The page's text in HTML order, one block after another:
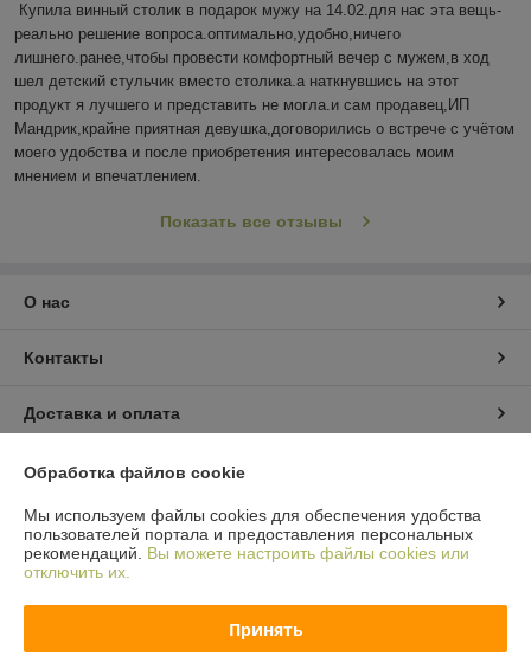
Купила винный столик в подарок мужу на 14.02.для нас эта вещь-
реально решение вопроса.оптимально,удобно,ничего
лишнего.ранее,чтобы провести комфортный вечер с мужем,в ход
шел детский стульчик вместо столика.а наткнувшись на этот
продукт я лучшего и представить не могла.и сам продавец,ИП
Мандрик,крайне приятная девушка,договорились о встрече с учётом
моего удобства и после приобретения интересовалась моим
мнением и впечатлением.
Показать все отзывы
О нас
Контакты
Доставка и оплата
График работы
Полная версия сайта
Политика обработки cookies
Сайт создан на платформе Deal.by
Обработка файлов cookie
Мы используем файлы cookies для обеспечения удобства
пользователей портала и предоставления персональных
рекомендаций. Вы можете настроить файлы cookies или
отключить их.
Принять